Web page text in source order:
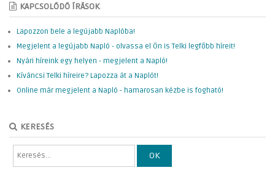
KAPCSOLÓDÓ ÍRÁSOK
Lapozzon bele a legújabb Naplóba!
Megjelent a legújabb Napló - olvassa el Ön is Telki legfőbb híreit!
Nyári híreink egy helyen - megjelent a Napló!
Kíváncsi Telki híreire? Lapozza át a Naplót!
Online már megjelent a Napló - hamarosan kézbe is fogható!
KERESÉS
OK